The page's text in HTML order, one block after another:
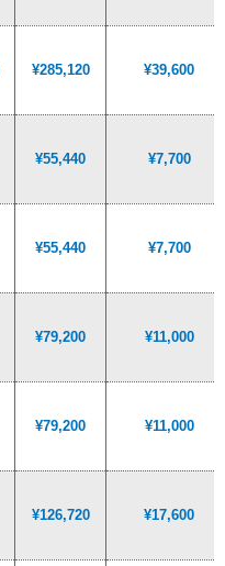
¥285,120 ¥39,600
¥55,440 ¥7,700
¥55,440 ¥7,700
¥79,200 ¥11,000
¥79,200 ¥11,000
¥126,720 ¥17,600
¥285,120 ¥39,600
¥55,440 ¥7,700
¥55,440 ¥7,700
¥79,200 ¥11,000
¥79,200 ¥11,000
¥126,720 ¥17,600